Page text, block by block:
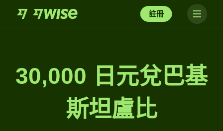
註冊
30,000 日元兌巴基
斯坦盧比